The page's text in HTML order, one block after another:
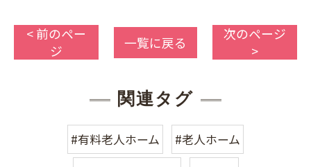
< 前のペー
ジ
一覧に戻る
次のページ
>
関連タグ
#有料老人ホーム
#老人ホーム